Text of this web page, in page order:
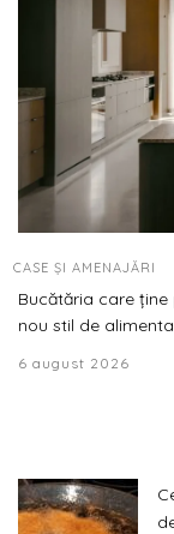
CASE ȘI AMENAJĂRI
Bucătăria care
nou stil de
6 august 2026